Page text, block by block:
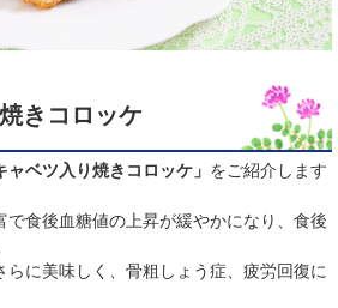
きコロッケ
ャベツ入り焼きコロッケ」 をご紹介します
で食後血糖値の上昇が緩やかになり、食後
に美味しく、骨粗しょう症、疲労回復に